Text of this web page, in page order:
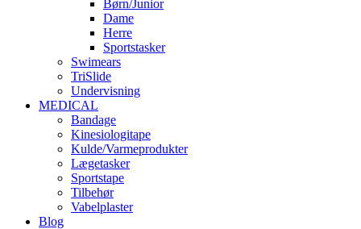
Børn/Junior
Dame
Herre
Sportstasker
Swimears
TriSlide
Undervisning
MEDICAL
Bandage
Kinesiologitape
Kulde/Varmeprodukter
Lægetasker
Sportstape
Tilbehør
Vabelplaster
Blog